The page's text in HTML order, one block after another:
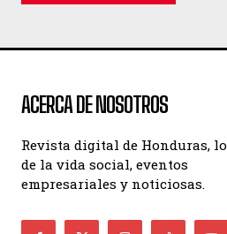
ACERCA DE NOSOTROS
Revista digital de Honduras,
de la vida social, eventos
empresariales y noticiosas.